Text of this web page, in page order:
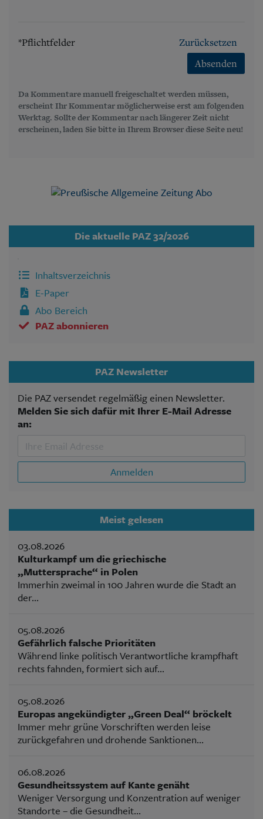
*Pflichtfelder
Zurücksetzen
Absenden
Da Kommentare manuell freigeschaltet werden müssen,
erscheint Ihr Kommentar möglicherweise erst am folgenden
Werktag. Sollte der Kommentar nach längerer Zeit nicht
erscheinen, laden Sie bitte in Ihrem Browser diese Seite neu!
Die aktuelle PAZ 32/2026
Inhaltsverzeichnis
E-Paper
Abo Bereich
PAZ abonnieren
PAZ Newsletter
Die PAZ versendet regelmäßig einen Newsletter.
Melden Sie sich dafür mit Ihrer E-Mail Adresse
an:
Anmelden
Meist gelesen
03.08.2026
Kulturkampf um die griechische
„Muttersprache“ in Polen
Immerhin zweimal in 100 Jahren wurde die Stadt an
der...
05.08.2026
Gefährlich falsche Prioritäten
Während linke politisch Verantwortliche krampfhaft
rechts fahnden, formiert sich auf...
05.08.2026
Europas angekündigter „Green Deal“ bröckelt
Immer mehr grüne Vorschriften werden leise
zurückgefahren und drohende Sanktionen...
06.08.2026
Gesundheitssystem auf Kante genäht
Weniger Versorgung und Konzentration auf weniger
Standorte – die Gesundheit...